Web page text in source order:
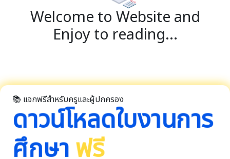
Welcome to Website and
Enjoy to reading...
📚 แจกฟรีสำหรับครูและผู้ปกครอง
ดาวน์โหลดใบงานการ
ศึกษาฟรี